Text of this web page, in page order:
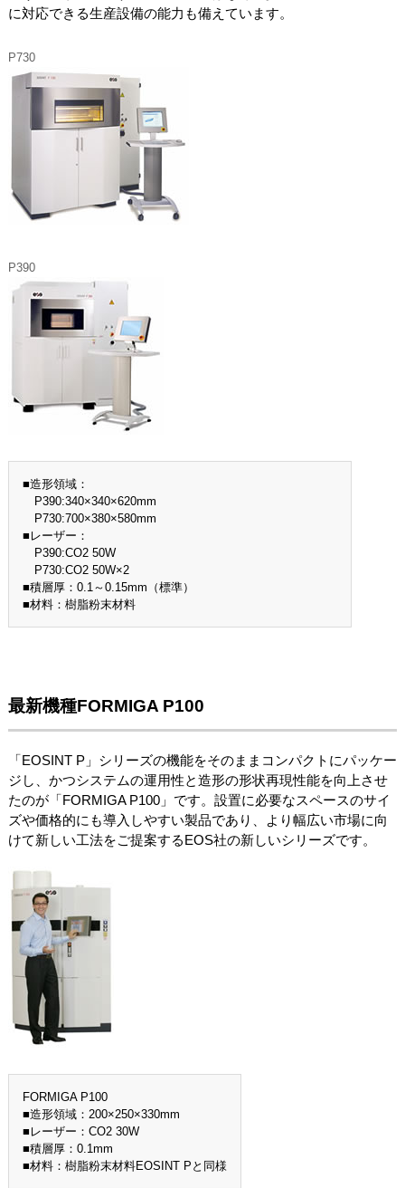
に対応できる生産設備の能力も備えています。
P730
P390
■造形領域：
P390:340×340×620mm
P730:700×380×580mm
■レーザー：
P390:CO2 50W
P730:CO2 50W×2
■積層厚：0.1～0.15mm（標準）
■材料：樹脂粉末材料
最新機種FORMIGA P100
「EOSINT P」シリーズの機能をそのままコンパクトにパッケー
ジし、かつシステムの運用性と造形の形状再現性能を向上させ
たのが「FORMIGA P100」です。設置に必要なスペースのサイ
ズや価格的にも導入しやすい製品であり、より幅広い市場に向
けて新しい工法をご提案するEOS社の新しいシリーズです。
FORMIGA P100
■造形領域：200×250×330mm
■レーザー：CO2 30W
■積層厚：0.1mm
■材料：樹脂粉末材料EOSINT Pと同様